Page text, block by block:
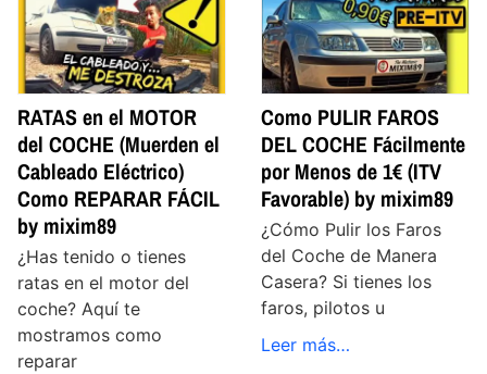
RATAS en el MOTOR
del COCHE (Muerden el
Cableado Eléctrico)
Como REPARAR FÁCIL
by mixim89
¿Has tenido o tienes
ratas en el motor del
coche? Aquí te
mostramos como
reparar
Como PULIR FAROS
DEL COCHE Fácilmente
por Menos de 1€ (ITV
Favorable) by mixim89
¿Cómo Pulir los Faros
del Coche de Manera
Casera? Si tienes los
faros, pilotos u
Leer más…